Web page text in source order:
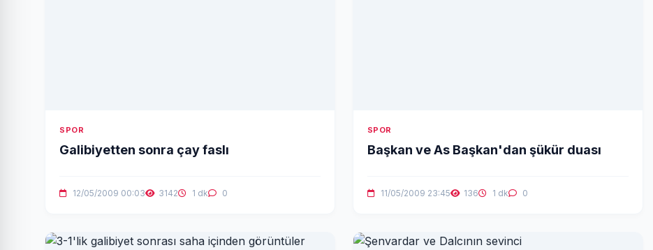
SPOR
Galibiyetten sonra çay faslı
12/05/2009 00:03 3142 1 dk 0
SPOR
Başkan ve As Başkan'dan şükür duası
11/05/2009 23:45 136 1 dk 0